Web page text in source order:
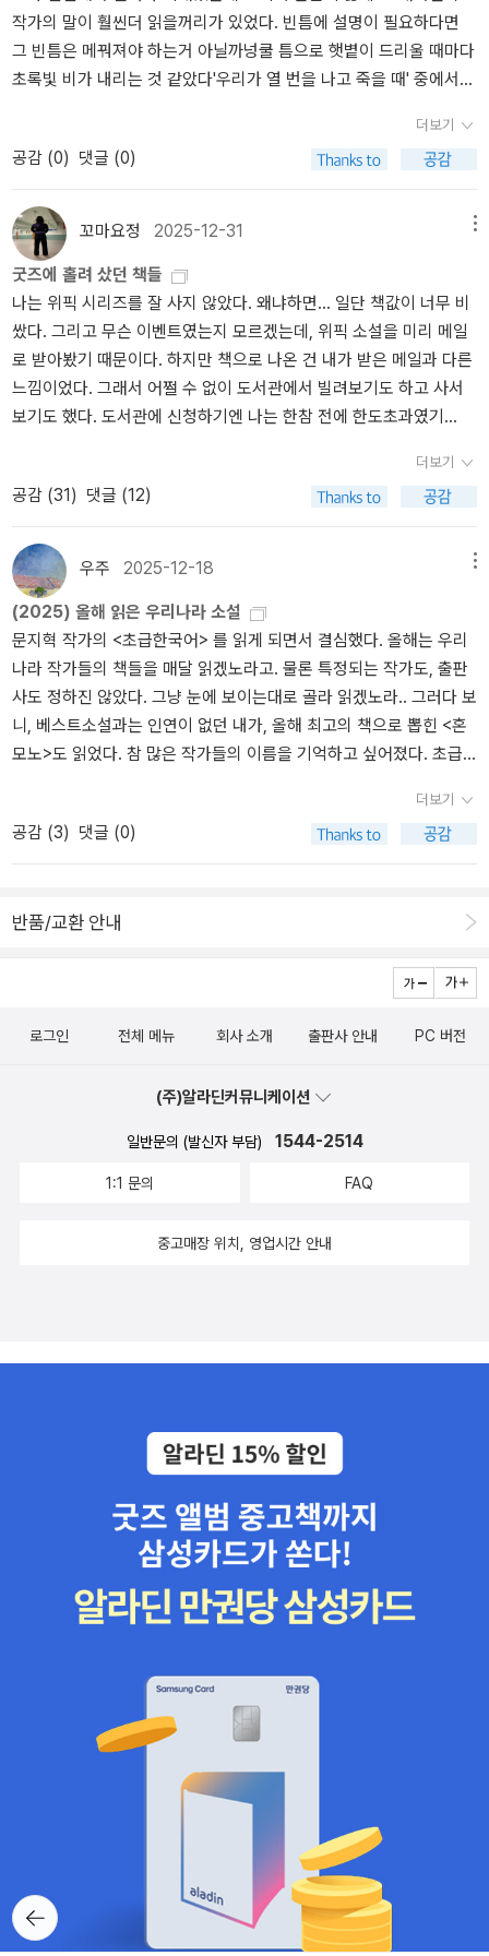
이 당연한 시대에 연필을 고집한다. 직접 재고, 손으로 그리고, 시간을
들여 바라볼 것을 요구한다. 재서가 한 학기 내내 그린 것은 등고선뿐
이었다. 그런데 그 등고선으로 A플러스를 받는다. 최고점을 받고도
게 의심하지 않는다.이러한 세계에 대한 재서의 의의 속도와 효율로
기만 하며 이렇게 느린 시간을 겪은게 우리 삶에 있기나 했던가.집을
짓는 일과, 마음을 짓는 일이 소설은 한 채의 집을 통해 ‘짓는다는
것’의 의미를 다시 묻는다. 집은 단순한 구조물이 아니라 누군가의 시
간을 품고 살아온 존재다. 그래서 소설이 끝내 도달하는 지점은 재건
과 보존의 이분법이 아니라, '짓는 마음'이다.사랑하는 사람에게 가장
아름다운 경치를 빌려주고 속으로 '잘 살거라'라고 비는 마음.우리가
잠깐 손님으로 왔다 가는 풍경에, 누군가는 평생을 머문다.열 번을 나
고 죽는 동안에도 이어지는 것들은 그렇게 남는다. 약해 보이지만, 쉽
게 무너지지 않는 것들.잠깐 읽기에는 아까운 소설처음에는 서서 읽
은 부분은 이내 돌아가 다시 읽었고 우리는 얼마나 자주 재건을 선택
꽤 많아졌다.그리고 경주가 다시 떠올랐다. 그저 여행지로의 경주가
아니라 누군가의 삶이 켜켜이 쌓인 자리로서의 경주가.이 소설은 묻
는다. 정말로 무너진 것은 무엇이었는지, 그리고 끝내 남아야 할 것은
무엇인지.
건’으로 기운다. 문 교수는 실측과 연필 제도를 권유했지만 시간에 쫓
긴 재서와 이본은 고택의 기존 도면을 참고해 캐드로 옮긴 결과를 제
출한다. 문 교수의 싸늘한 비판을 받고 그제야 고택이 놓인 풍경, 경주
고 빈틈 없는 문장들로 ‘잠깐 들렀다 가는 손님’인 재서와 이본뿐만 아
잡이 할아버지, 마을 사람들까지 샅샅이 짚어낸다. 집 그 자체보다, 사
랑하는 사람에게 가장 아름다운 경치를 빌려주고, “잘 살거라, 속으로
비는”(85쪽) ‘짓는 마음’에 대해 이야기한다. 어쩜 이렇게 글들이 사
랑스러울까?옛 고택에 대한 사랑과, 오해에서 시작되었지만 이해하
며 풀어가는 이웃들의 정도 사랑스럽고. 재서가 이본에 대해서 유독
자주 이야기하는 부분에서... 필연적으로 얘네들은 친구가 되겠구나
짐작을 했지만 진짜 좋은 친구가 될 것 같고... 나도 그들이 정성을 다
해 지을 그 고택을 한번 가보고 싶다는 생각을 해 보며.. 제목이기도
우리가 열 번을 나고 죽어야 비로소 천 년이 흐르는 셈입니다. 참으로
아득한 세월이지요? 이 탑은 그보다 더 긴 세월을 버텨주었어요. 흔들
리기도 하고 기울어지기도 하면서요. 대견하지 않습니까? - p.88이
자리에서 나는 ‘차경’을 배웠다. 경치를 빌린다는 뜻의 차경은 건축학
과에서 ‘과제’ 다음으로 자주 쓰이는 단어 중 하나였다. 그 뜻을 제대
로 이해할 수 없었는데, 뭉게구름이 방향을 바꾸며 흘러가고, 나무는
계절마다 색을 달리하고, 겨울에는 눈이 조용히 쌓이는 이 창가 자리
에서 풍경은 소유가 아니라 잠시 빌리는 것이며 그 누림이 건축에서
중요하다는 것을 알게 되었다. - p.50-51비름이 말이야. 잡초지만 신
통해. 영양분을 끌어모아서 농사를 돕거든. 땅에서 난 것들은 다 쓸모
가 있어. 쓸모를 찾는 건 그 땅에 머무는 사람들이고. - p.75-76
작가의 말이 훨씬더 읽을꺼리가 있었다. 빈틈에 설명이 필요하다면
그 빈틈은 메꿔져야 하는거 아닐까넝쿨 틈으로 햇볕이 드리울 때마다
초록빛 비가 내리는 것 같았다'우리가 열 번을 나고 죽을 때' 중에서
밤잠을 설치곤 했다. 삶이 모래주머니를 달고 내달려야 하는 레이스
처럼 느껴지기도, 홀로 뒤처지는 것 같아 갈급하기도 했다. 누군가 안
부를 물으면 잘 지내고 있다고 했지만, 실은 ‘잘 지낸다’는 말에 붙은
무수한 조건과 기대를 헤아리며 나를 질책하는 순간이 많았다.'우리가
열 번을 나고 죽을 때' 중에서책, 그 이상의 가치교보문고 전자도서
관- P62삶이 경주가 아니라 느긋한 동행이라는 건 소설을 쓰며 배웠
다'우리가 열 번을 나고 죽을 때' 중에서책, 그 이상의 가치교보문고
전자도서관- P62우리가 나고 죽을 동안 삶은 수없이 흔들리고 어긋
날 수 있을 테지만, 그 여진 속에서 기꺼이 손잡아줄 사람이 있다면 누
구든 조금은 안도하리라 믿는다.'우리가 열 번을 나고 죽을 때' 중에서
책, 그 이상의 가치교보문고 전자도서관- P63
더보기
공감 (0) 댓글 (0)
꼬마요정 2025-12-31
굿즈에 홀려 샀던 책들
나는 위픽 시리즈를 잘 사지 않았다. 왜냐하면... 일단 책값이 너무 비
쌌다. 그리고 무슨 이벤트였는지 모르겠는데, 위픽 소설을 미리 메일
로 받아봤기 때문이다. 하지만 책으로 나온 건 내가 받은 메일과 다른
느낌이었다. 그래서 어쩔 수 없이 도서관에서 빌려보기도 하고 사서
보기도 했다. 도서관에 신청하기엔 나는 한참 전에 한도초과였기
했었다. 부산 사는 나는 서울에서 하는 그런 행사에 기간이나 시간 맞
춰 가기 힘들단 말이지. 그런데 알라딘에서 위픽 굿즈를 살 수 있게 해
줘서 좋아라 하며 몇 개 구입했는데, 책이랑 굿즈를 사고 나니 책갈피
무작위 이벤트를 하더란 말이지. 하아... 그래서 두 권을 각각 한 권씩
사서 책갈피를 받았는데, 역시나 중복이 두 개나 있어!!! 보라색과 검
은색을 샀다. 예소연 작가의 <소란한 속삭임>과 조예은 작가의 <만
조를 기다리며>이다. 아직 <소란한 속삭임>은 안 읽었는데 이참에
읽어봐야겠다.책갈피도 너무 귀여운데 책을 계속 살수도 없고... 이런
책의 상술에 넘어가는 나도 참....위픽 시리즈 중에 내가 재미있게 읽
은 책이 제법 있었다. 짧지만 강렬한 이야기들이었다. 으스스하지만
사람의 저 깊은 곳을 건드리는 이야기나 아련한 기분에 젖게 만드는
미가 있어서 더 짧게 느껴졌던 이야기들... 그리고 어제 도착해서 아직
읽지 않은 이야기들까지 좀 기대된다.캐드펠 시리즈를 사면 컵받침을
개가 사각형, 1개가 원형이었다. 왜? 종류별로 안 주고 네모만 주지?
받침 때문에 사모았던 것 같다. 캐드펠 시리즈는 재미있는데다 뭔가
음에 안 드는 결말도 있고 모드 왕후랑 싸운다고 난리여서 재미가 반
다. 캐드펠 수사가 풀어가는 사건들에는 모두 '사람'이 있었다. 정보
의 집>은 과연 이런 시설과 정책을 가진 정부가 있을까 싶을만큼 탐
나는 제도를 가졌다. 정부가 양육을 책임지고 부모는 아이를 돌보는
또래들과 지낼 수도 있고 집에서 부모와 함께 할 수도 있다. 완벽은 없
을 홀린다. 내가 사고 난 뒤 행사하는 경우에는 진짜 가슴이 아프기도
더보기
공감 (31 ) 댓글 (12)
우주 2025-12-18
(2025) 올해 읽은 우리나라 소설
문지혁 작가의 <초급한국어> 를 읽게 되면서 결심했다. 올해는 우리
나라 작가들의 책들을 매달 읽겠노라고. 물론 특정되는 작가도, 출판
사도 정하진 않았다. 그냥 눈에 보이는대로 골라 읽겠노라.. 그러다 보
니, 베스트소설과는 인연이 없던 내가, 올해 최고의 책으로 뽑힌 <혼
모노>도 읽었다. 참 많은 작가들의 이름을 기억하고 싶어졌다. 초급
른 책으로 자연스럽게 이어졌다는 뜻이다.그리고 읽기 버거워 망설였
던 한강작가님의 책도 마침내 읽었다.(아니 읽어냈다^^) 6.25전쟁에
관한 소설을 읽어야 한다면 나는 박완서작가님의 책을 추천하겠다고
도 잊지 못할 것 같다. 문혜정작가님의 <타로카드 읽는 카페>는 기대
라 소설을 구입하려 노력한 덕분에 더 많은 우리나라 작가 책을 읽을
까 싶다.한 달에 한 권 정도만 읽겠다는 바람은, 나도 감히 상상할 수
<빛을 걷으면 빛>을 읽고 있는 중이다...47권이 될 것 같다^^특히 위
더보기
공감 (3) 댓글 (0)
반품/교환 안내
뒤로가
기
로그인 전체 메뉴 회사 소개 출판사 안내 PC 버전
(주)알라딘커뮤니케이션
일반문의 (발신자 부담) 1544-2514
1:1 문의 FAQ
중고매장 위치, 영업시간 안내